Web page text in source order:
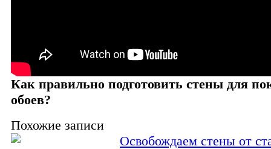
Как правильно подготовить стены для
обоев?
Похожие записи
Освобождаем стены от